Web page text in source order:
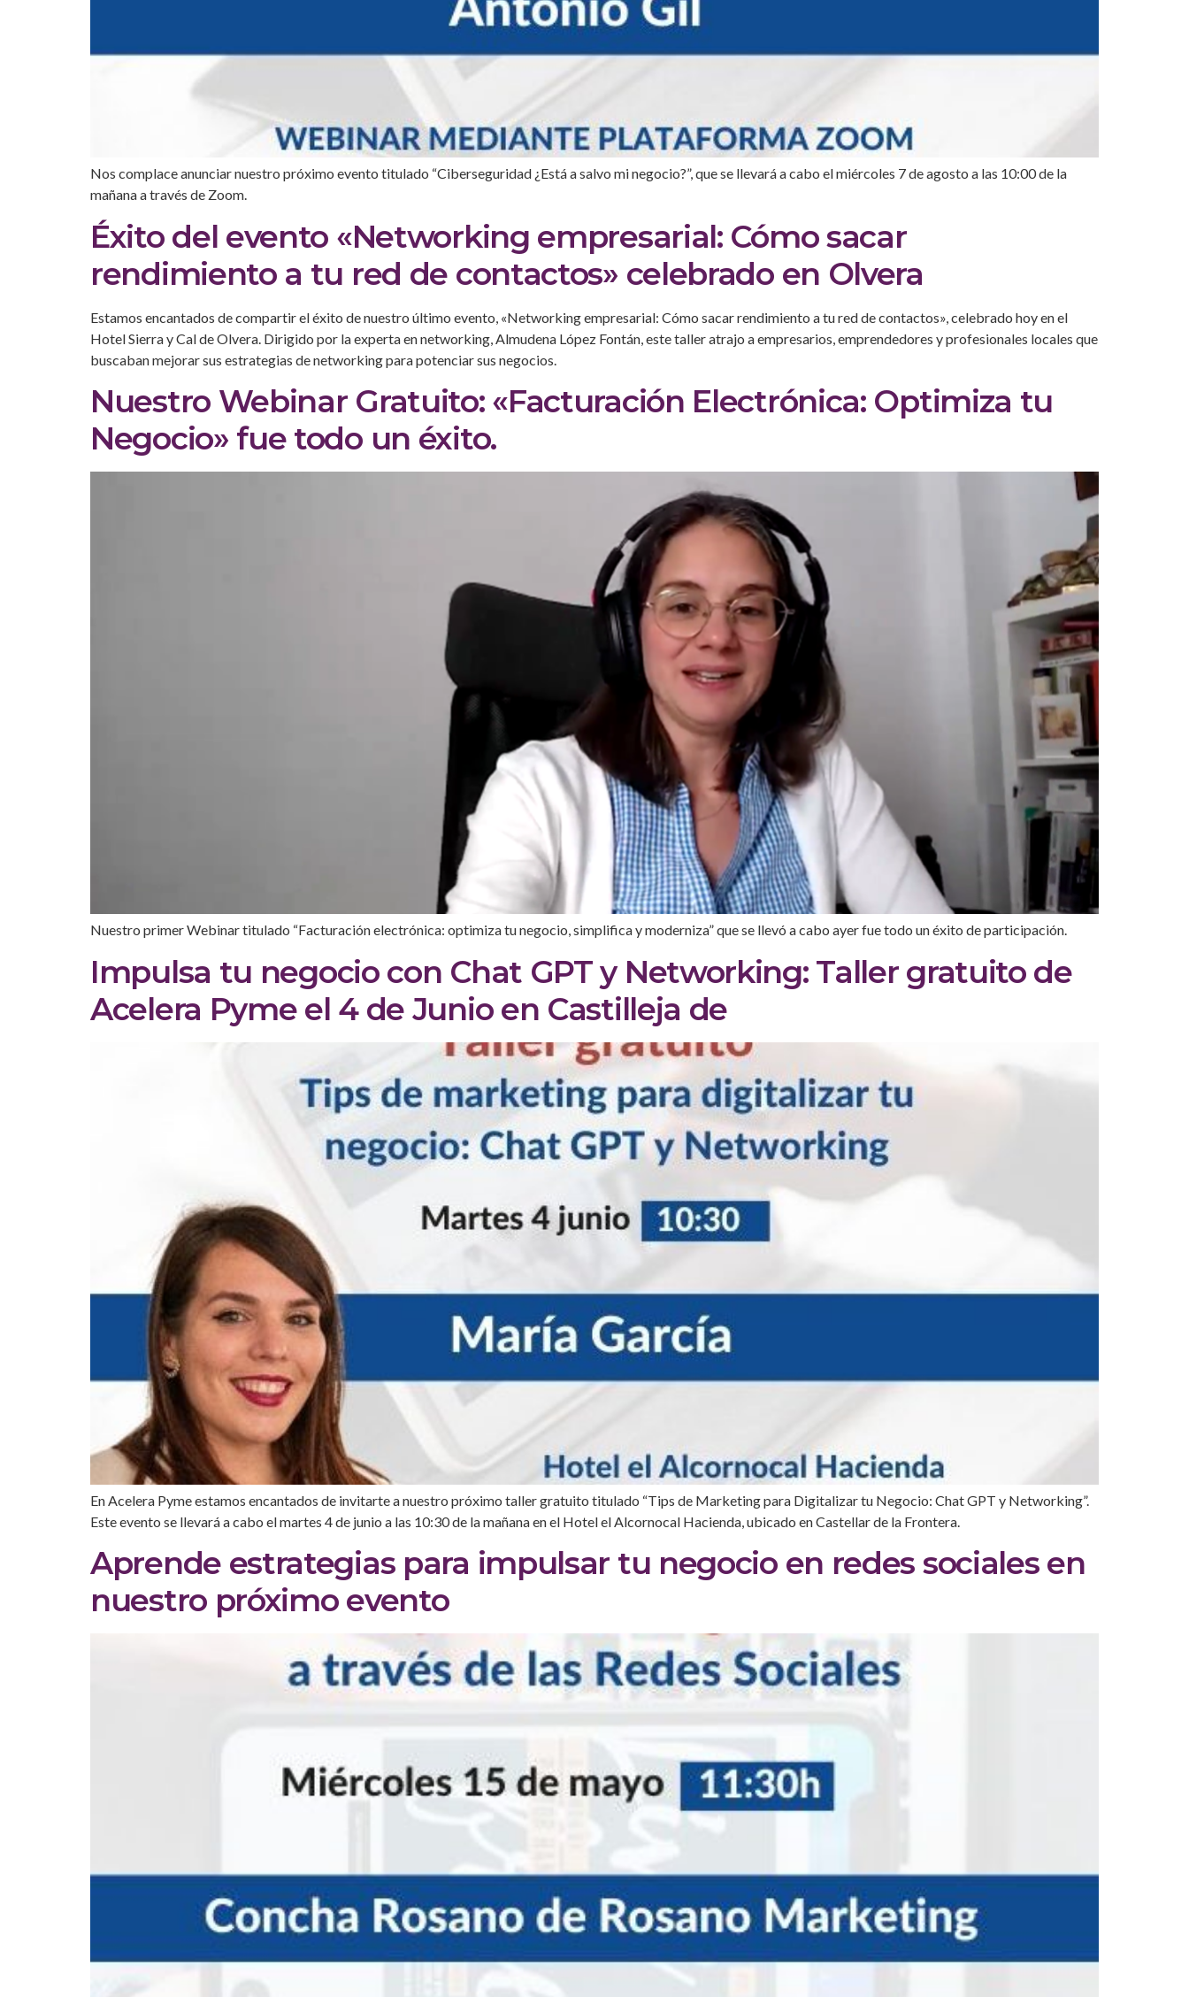
Nos complace anunciar nuestro próximo evento titulado “Ciberseguridad ¿Está a salvo mi negocio?”, que se llevará a cabo el miércoles 7 de agosto a las 10:00 de la
mañana a través de Zoom.
Éxito del evento «Networking empresarial: Cómo sacar
rendimiento a tu red de contactos» celebrado en Olvera
Estamos encantados de compartir el éxito de nuestro último evento, «Networking empresarial: Cómo sacar rendimiento a tu red de contactos», celebrado hoy en el
Hotel Sierra y Cal de Olvera. Dirigido por la experta en networking, Almudena López Fontán, este taller atrajo a empresarios, emprendedores y profesionales locales que
buscaban mejorar sus estrategias de networking para potenciar sus negocios.
Nuestro Webinar Gratuito: «Facturación Electrónica: Optimiza tu
Negocio» fue todo un éxito.
Nuestro primer Webinar titulado “Facturación electrónica: optimiza tu negocio, simplifica y moderniza” que se llevó a cabo ayer fue todo un éxito de participación.
Impulsa tu negocio con Chat GPT y Networking: Taller gratuito de
Acelera Pyme el 4 de Junio en Castilleja de
En Acelera Pyme estamos encantados de invitarte a nuestro próximo taller gratuito titulado “Tips de Marketing para Digitalizar tu Negocio: Chat GPT y Networking”.
Este evento se llevará a cabo el martes 4 de junio a las 10:30 de la mañana en el Hotel el Alcornocal Hacienda, ubicado en Castellar de la Frontera.
Aprende estrategias para impulsar tu negocio en redes sociales en
nuestro próximo evento